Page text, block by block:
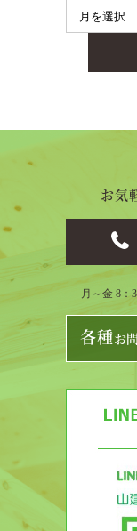
お気
月～金 8：
各種お